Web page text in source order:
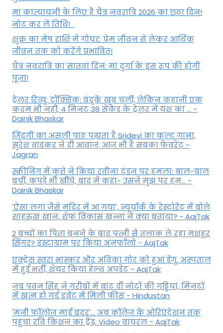
मां कात्‍यायनी के लिए है चैत्र नवरात्रि 2026 का छठा दिन!
नोट कर लें तिथि!
शुक्र का मेष राशि में गोचर: प्रेम जीवन से लेकर आर्थिक
जीवन तक को करेंगे प्रभावित!
चैत्र नवरात्रि का सातवां दिन: मां दुर्गा के इस रूप की होगी
पूजा!
ट्रेलर रिव्यू: टॉक्सिक: बंदूकें खूब चलीं, लेकिन कहानी एक
कदम भी नहीं; 4 मिनट 38 सेकेंड के ट्रेलर में यश का ... -
Dainik Bhaskar
जिंदगी का असली पाठ पढ़ाता है Sridevi का कल्ट गाना,
सुरेश वाडकर ने दी आवाज; आज भी है सबका फेवरेट -
Jagran
स्क्रीनिंग में कुत्ते ने किया रवीना टंडन पर हमला: बाल-बाल
बचीं, कपड़े भी खींचे, बाद में कहा- उसने मुझ पर हम... -
Dainik Bhaskar
'ऐसा लगा जैसे मंदिर में आ गया', न्यूयॉर्क के रेस्टोरेंट में बोले
शाहरुख खान, शेफ विकास खन्ना ने क्या बताया? - AajTak
2 बच्चों का पिता बनने के बाद पत्नी से तलाक ले रहा मशहूर
सिंगर? इंस्टाग्राम पर किया अनफॉलो - AajTak
एक्ट्रेस स्वरा भास्कर और अविका गोर को हुआ डेंगू, अस्पताल
में हुईं भर्ती, शेयर किया हेल्थ अपडेट - AajTak
जब पवन सिंह ने गरीबों में बांट दीं नोटों की गड्डियां, मिनटों
में खत्म हो गई इवेंट में मिली फीस - Hindustan
'मनी फॉलोज माई ब्रदर'... अब कॉलेज के ओरिएंटेशन तक
पहुंचा रवि किशन का ट्रेंड, Video वायरल - AajTak